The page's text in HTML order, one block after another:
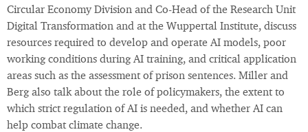
Circular Economy Division and Co-Head of the Research Unit
Digital Transformation and at the Wuppertal Institute, discuss
resources required to develop and operate AI models, poor
working conditions during AI training, and critical application
areas such as the assessment of prison sentences. Miller and
Berg also talk about the role of policymakers, the extent to
which strict regulation of AI is needed, and whether AI can
help combat climate change.